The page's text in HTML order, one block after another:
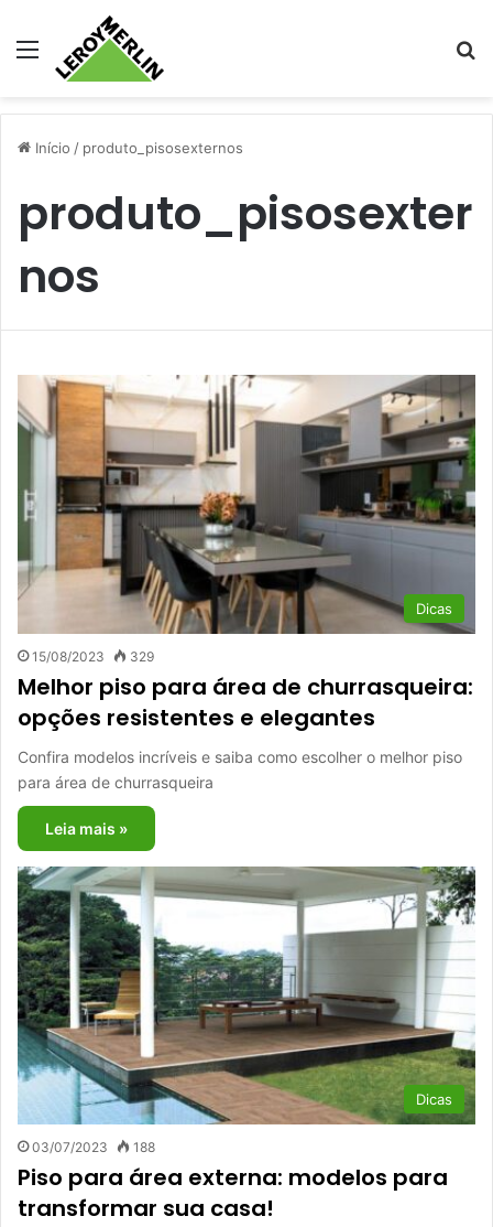
Menu
Início / produto_pisosexternos
produto_pisosexter
nos
Dicas
15/08/2023 329
Melhor piso para área de churrasqueira:
opções resistentes e elegantes
Confira modelos incríveis e saiba como escolher o melhor piso
para área de churrasqueira
Leia mais »
Dicas
03/07/2023 188
Piso para área externa: modelos para
transformar sua casa!